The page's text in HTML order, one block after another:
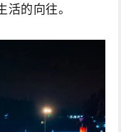
的向往。